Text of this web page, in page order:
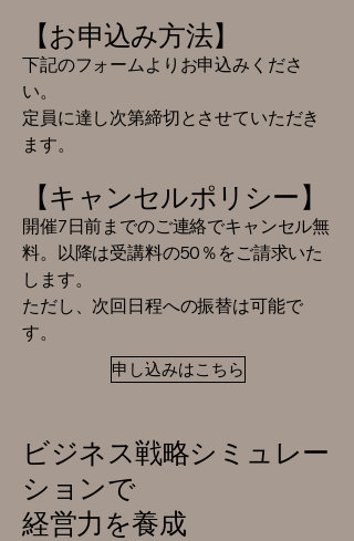
【お申込み方法】
下記のフォームよりお申込みくださ
い。
定員に達し次第締切とさせていただき
ます。
【キャンセルポリシー】
開催7日前までのご連絡でキャンセル無
料。以降は受講料の50％をご請求いた
します。
ただし、次回日程への振替は可能で
す。
申し込みはこちら
ビジネス戦略シミュレー
ションで
経営力を養成